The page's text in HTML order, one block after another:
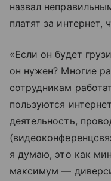
назвал
платят за интернет,
«Если он будет
он нужен? Многие
сотрудникам
пользуются
деятельность,
я думаю, это как
максимум —